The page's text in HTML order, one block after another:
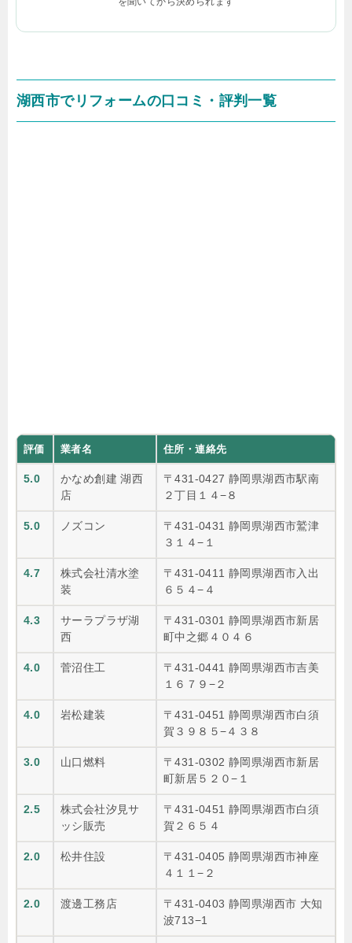
湖西市でリフォームの口コミ・評判一覧
評価 業者名 住所・連絡先
5.0
かなめ創建 湖西
店
〒431-0427 静岡県湖西市駅南
２丁目１４−８
5.0 ノズコン
〒431-0431 静岡県湖西市鷲津
３１４−１
4.7
株式会社清水塗
装
〒431-0411 静岡県湖西市入出
６５４−４
4.3
サーラプラザ湖
西
〒431-0301 静岡県湖西市新居
町中之郷４０４６
4.0 菅沼住工
〒431-0441 静岡県湖西市吉美
１６７９−２
4.0 岩松建装
〒431-0451 静岡県湖西市白須
賀３９８５−４３８
3.0 山口燃料
〒431-0302 静岡県湖西市新居
町新居５２０−１
2.5
株式会社汐見サ
ッシ販売
〒431-0451 静岡県湖西市白須
賀２６５４
2.0 松井住設
〒431-0405 静岡県湖西市神座
４１１−２
2.0 渡邊工務店
〒431-0403 静岡県湖西市 大知
波713−1